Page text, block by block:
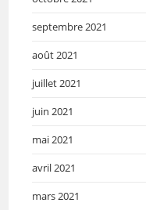
septembre 2021
août 2021
juillet 2021
juin 2021
mai 2021
avril 2021
mars 2021